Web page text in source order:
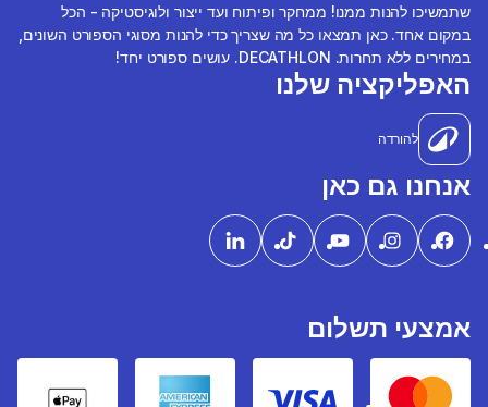
שתמשיכו להנות ממנו! ממחקר ופיתוח ועד ייצור ולוגיסטיקה - הכל
במקום אחד. כאן תמצאו כל מה שצריך כדי להנות מסוגי הספורט השונים,
במחירים ללא תחרות. DECATHLON. עושים ספורט יחד!
האפליקציה שלנו
להורדה
אנחנו גם כאן
אמצעי תשלום